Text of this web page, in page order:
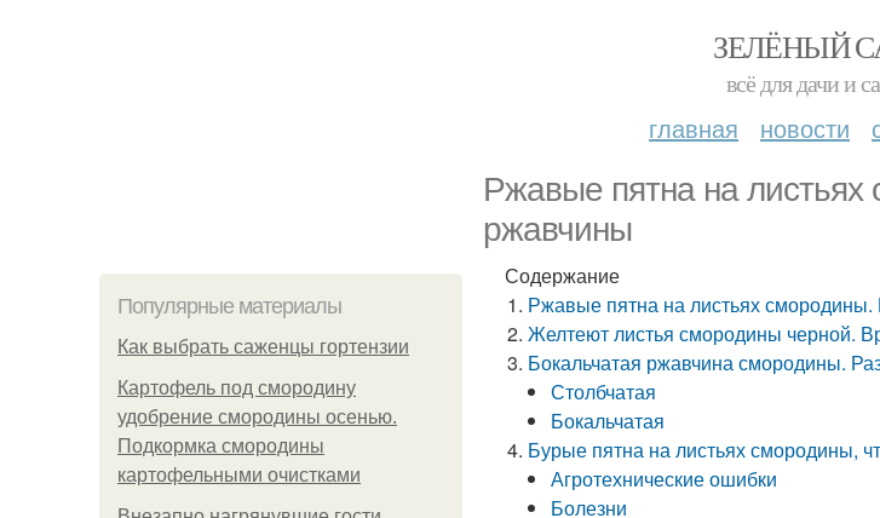
ЗЕЛЁНЫЙ
всё для дачи и
главная новости
Ржавые пятна на
ржавчины
Популярные материалы
Как выбрать саженцы гортензии
Картофель под смородину
удобрение смородины осенью.
Подкормка смородины
картофельными очистками
Содержание
Ржавые пятна на листьях
Желтеют листья смородины черной.
Бокальчатая ржавчина смородины.
Столбчатая
Бокальчатая
Бурые пятна на листьях смородины,
Агротехнические ошибки
Болезни